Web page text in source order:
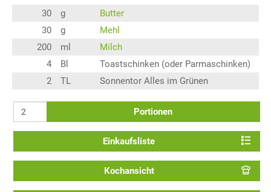
30
g
Butter
30
g
Mehl
200
ml
Milch
4
Bl
Toastschinken (oder Parmaschinken)
2
TL Sonnentor Alles im Grünen
Portionen
Einkaufsliste
Kochansicht